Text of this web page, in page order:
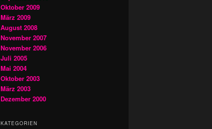
Oktober 2009
März 2009
August 2008
November 2007
November 2006
Juli 2005
Mai 2004
Oktober 2003
März 2003
Dezember 2000
KATEGORIEN